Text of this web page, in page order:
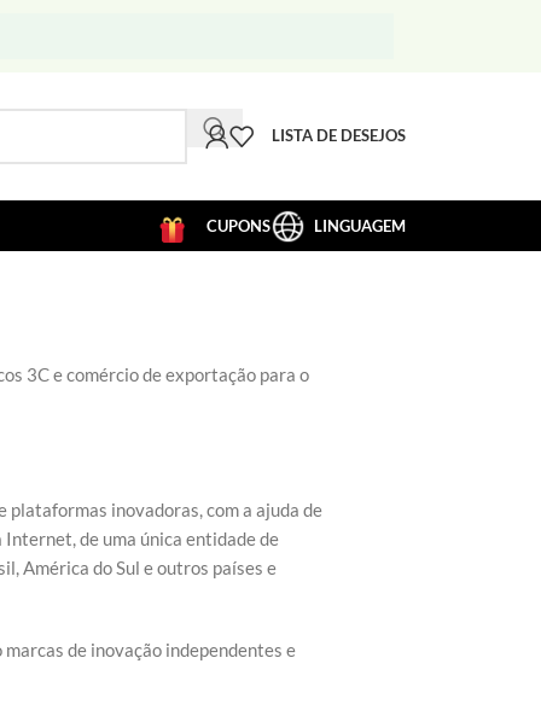
LISTA DE DESEJOS
CUPONS LINGUAGEM
3C e comércio de exportação para o
plataformas inovadoras, com a ajuda de
de uma única entidade de
América do Sul e outros países e
de inovação independentes e